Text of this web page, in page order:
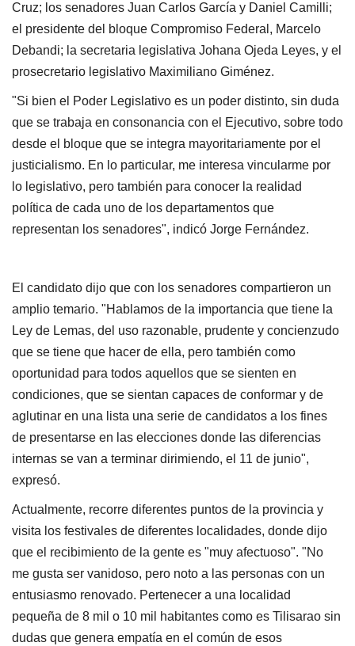
Cruz; los senadores Juan Carlos García y Daniel Camilli;
el presidente del bloque Compromiso Federal, Marcelo
Debandi; la secretaria legislativa Johana Ojeda Leyes, y el
prosecretario legislativo Maximiliano Giménez.
"Si bien el Poder Legislativo es un poder distinto, sin duda
que se trabaja en consonancia con el Ejecutivo, sobre todo
desde el bloque que se integra mayoritariamente por el
justicialismo. En lo particular, me interesa vincularme por
lo legislativo, pero también para conocer la realidad
política de cada uno de los departamentos que
representan los senadores", indicó Jorge Fernández.
El candidato dijo que con los senadores compartieron un
amplio temario. "Hablamos de la importancia que tiene la
Ley de Lemas, del uso razonable, prudente y concienzudo
que se tiene que hacer de ella, pero también como
oportunidad para todos aquellos que se sienten en
condiciones, que se sientan capaces de conformar y de
aglutinar en una lista una serie de candidatos a los fines
de presentarse en las elecciones donde las diferencias
internas se van a terminar dirimiendo, el 11 de junio",
expresó.
Actualmente, recorre diferentes puntos de la provincia y
visita los festivales de diferentes localidades, donde dijo
que el recibimiento de la gente es "muy afectuoso". "No
me gusta ser vanidoso, pero noto a las personas con un
entusiasmo renovado. Pertenecer a una localidad
pequeña de 8 mil o 10 mil habitantes como es Tilisarao sin
dudas que genera empatía en el común de esos